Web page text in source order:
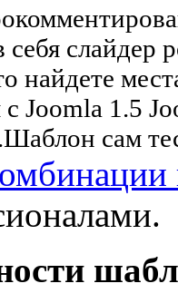
себя
найдете
Joomla 1.5
сам